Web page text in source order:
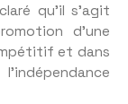
qu’il s’agit
d’une
et dans